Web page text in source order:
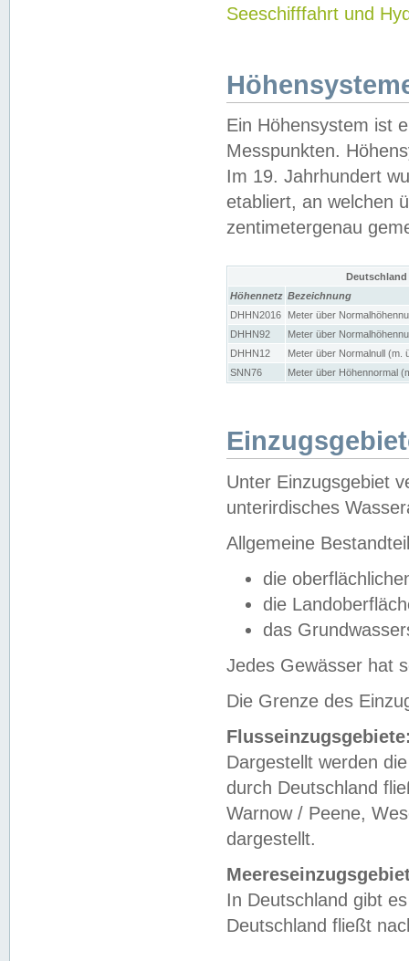
Seeschifffahrt und
Ein Höhensystem ist
Messpunkten.
Im 19. Jahrhundert
etabliert, an welchen
zentimetergenau
Höhennetz Bezeichnung
DHHN2016
Meter über
DHHN92
Meter über
DHHN12
Meter über Normalnull (m.
SNN76
Meter über Höhennormal
Unter Einzugsgebiet
unterirdisches
Allgemeine
die
die
das
Jedes Gewässer hat
Die Grenze des
Dargestellt werden
durch Deutschland
Warnow / Peene,
dargestellt.
In Deutschland gibt
Deutschland fließt